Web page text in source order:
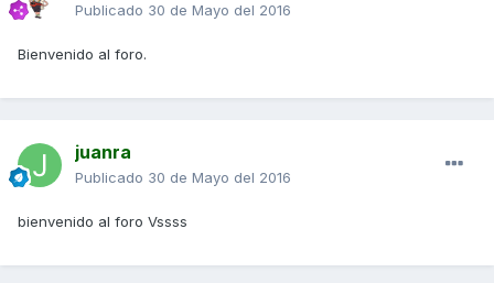
Publicado 30 de Mayo del 2016
Bienvenido al foro.
juanra
Publicado 30 de Mayo del 2016
bienvenido al foro Vssss